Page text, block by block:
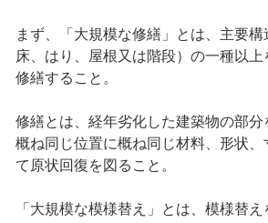
まず、「大規模な修繕」とは、主要構
床、はり、屋根又は階段）の一種以上
修繕すること。
修繕とは、経年劣化した建築物の部分
概ね同じ位置に概ね同じ材料、形状、
て原状回復を図ること。
「大規模な模様替え」とは、模様替